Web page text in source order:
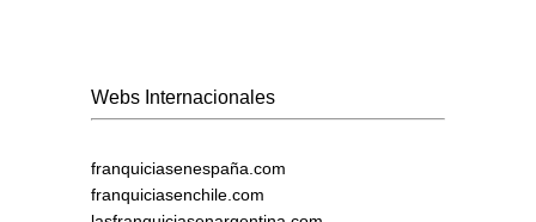
Webs Internacionales
franquiciasenespaña.com
franquiciasenchile.com